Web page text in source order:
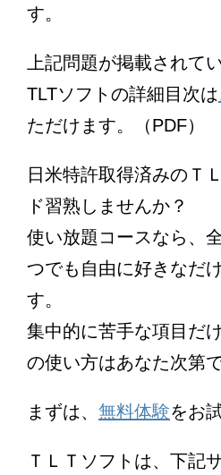
す。
上記問題が掲載されて
TLTソフトの詳細目次は
ただけます。（PDF）
日米特許取得済みのＴ
ド習熟しませんか？
使い放題コースなら、
つでも自由に好きなだ
す。
集中的に苦手な項目だ
の使い方はあなた次第で
まずは、 無料体験をお
ＴＬＴソフトは、下記